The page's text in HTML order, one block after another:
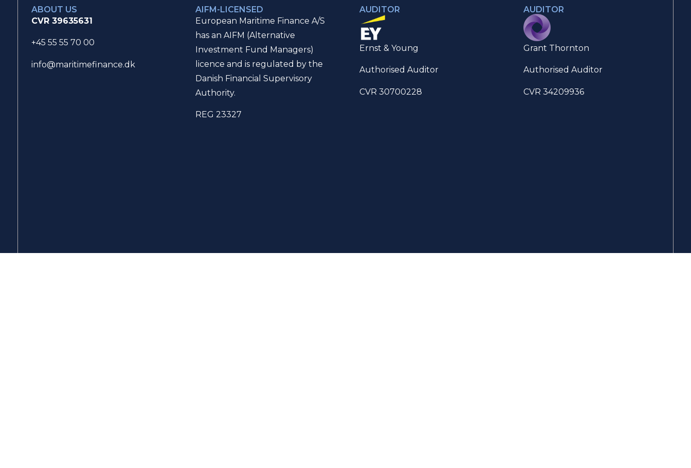
ABOUT US
CVR 39635631
+45 55 55 70 00
info@maritimefinance.dk
AIFM-LICENSED
European Maritime Finance A/S
has an AIFM (Alternative
Investment Fund Managers)
licence and is regulated by the
Danish Financial Supervisory
Authority.
REG 23327
AUDITOR
Ernst & Young
Authorised Auditor
CVR 30700228
AUDITOR
Grant Thornton
Authorised Auditor
CVR 34209936